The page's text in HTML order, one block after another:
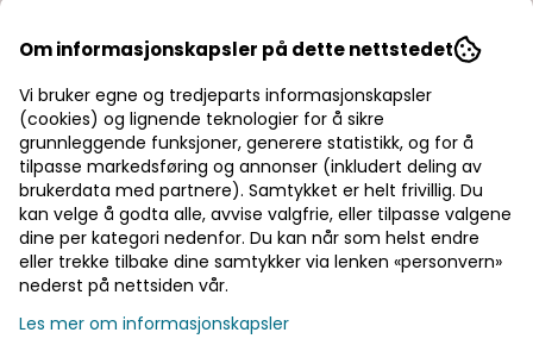
2 x Green highlander enkel krok i str. 8
2 x Green highlander dobbel krok i str. 8
2 x Peter Rose dobbel krok i str. 6
2 x Peter Rose dobbel krok i str. 8
2 x Ally's shrimp enkel krok i 8
2 x Ally's shrimp dobbel krok i 8
2 x Thunder & lightning dobbel krok i str. 8
Om informasjonskapsler på dette nettstedet
Vi bruker egne og tredjeparts informasjonskapsler
(cookies) og lignende teknologier for å sikre
grunnleggende funksjoner, generere statistikk, og for å
tilpasse markedsføring og annonser (inkludert deling av
brukerdata med partnere). Samtykket er helt frivillig. Du
kan velge å godta alle, avvise valgfrie, eller tilpasse valgene
dine per kategori nedenfor. Du kan når som helst endre
eller trekke tilbake dine samtykker via lenken «personvern»
nederst på nettsiden vår.
Les mer om informasjonskapsler